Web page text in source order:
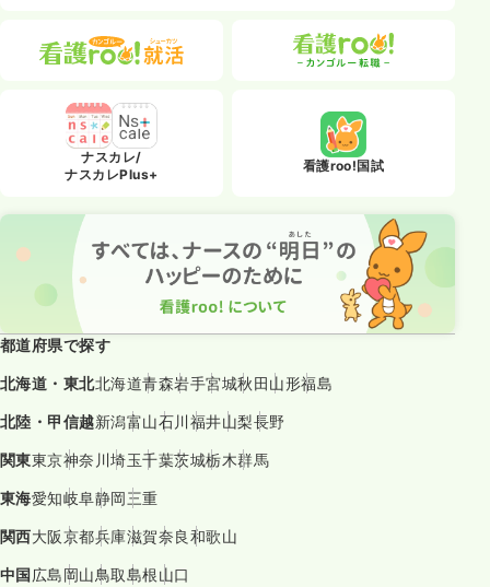
ナスカレ/
ナスカレPlus+
看護roo!国試
都道府県で探す
北海道・東北北海道青森岩手宮城秋田山形福島
北陸・甲信越新潟富山石川福井山梨長野
関東東京神奈川埼玉千葉茨城栃木群馬
東海愛知岐阜静岡三重
関西大阪京都兵庫滋賀奈良和歌山
中国広島岡山鳥取島根山口